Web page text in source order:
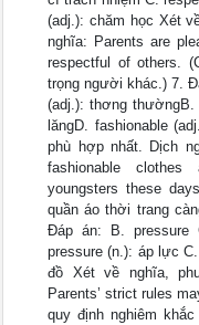
(adj.): chăm học Xét
nghĩa: Parents are
respectful of others.
trọng người khác.) 7.
(adj.): thơng thườngB.
lăngD. fashionable
phù hợp nhất. Dịch
fashionable
youngsters these
quần áo thời trang
Đáp án: B. pressure
pressure (n.): áp lực
đồ Xét về nghĩa,
Parents’ strict rules
quy định nghiêm